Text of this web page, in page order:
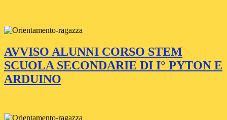
AVVISO ALUNNI CORSO STEM
SCUOLA SECONDARIE DI I° PYTON E
ARDUINO